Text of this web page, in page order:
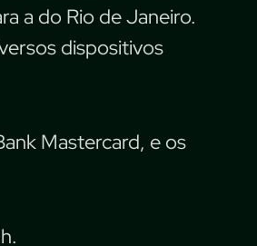
a do Rio de Janeiro.
dispositivos
Mastercard, e os